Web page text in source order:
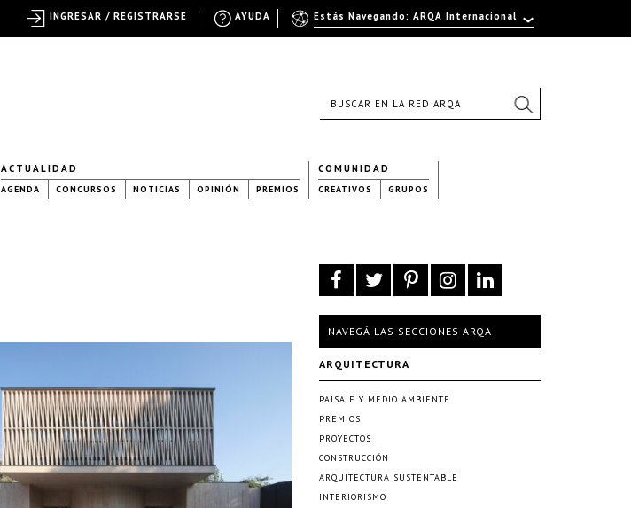
ACTUALIDAD
AGENDA CONCURSOS NOTICIAS OPINIÓN PREMIOS
COMUNIDAD
CREATIVOS GRUPOS
NAVEGÁ LAS SECCIONES ARQA
ARQUITECTURA
PAISAJE Y MEDIO AMBIENTE
PREMIOS
PROYECTOS
CONSTRUCCIÓN
ARQUITECTURA SUSTENTABLE
INTERIORISMO
Estás Navegando: ARQA Internacional
AYUDA
INGRESAR / REGISTRARSE